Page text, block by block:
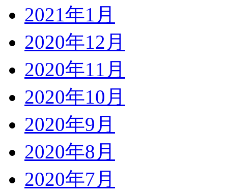
2021年1月
2020年12月
2020年11月
2020年10月
2020年9月
2020年8月
2020年7月